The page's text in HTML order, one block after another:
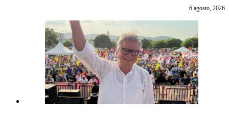
6 agosto, 2026